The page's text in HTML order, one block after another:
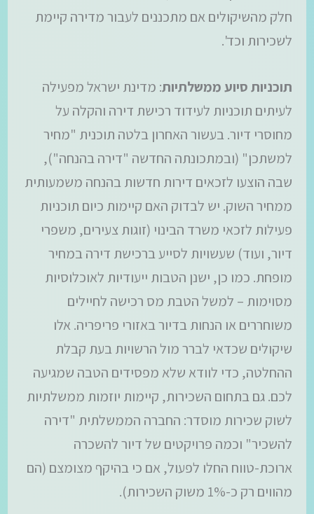
חלק מהשיקולים אם מתכננים לעבור מדירה קיימת
לשכירות וכד'.
תוכניות סיוע ממשלתיות: מדינת ישראל מפעילה
לעיתים תוכניות לעידוד רכישת דירה והקלה על
מחוסרי דיור. בעשור האחרון בלטה תוכנית "מחיר
למשתכן" (ובמתכונתה החדשה "דירה בהנחה"),
שבה הוצעו לזכאים דירות חדשות בהנחה משמעותית
ממחיר השוק. יש לבדוק האם קיימות כיום תוכניות
פעילות לזכאי משרד הבינוי (זוגות צעירים, משפרי
דיור, ועוד) שעשויות לסייע ברכישת דירה במחיר
מופחת. כמו כן, ישנן הטבות ייעודיות לאוכלוסיות
מסוימות – למשל הטבת מס רכישה לחיילים
משוחררים או הנחות בדיור באזורי פריפריה. אלו
שיקולים שכדאי לברר מול הרשויות בעת קבלת
ההחלטה, כדי לוודא שלא מפסידים הטבה שמגיעה
לכם. גם בתחום השכירות, קיימות יוזמות ממשלתיות
לשוק שכירות מוסדר: החברה הממשלתית "דירה
להשכיר" וכמה פרויקטים של דיור להשכרה
ארוכת-טווח החלו לפעול, אם כי בהיקף מצומצם (הם
מהווים רק כ-1% משוק השכירות).